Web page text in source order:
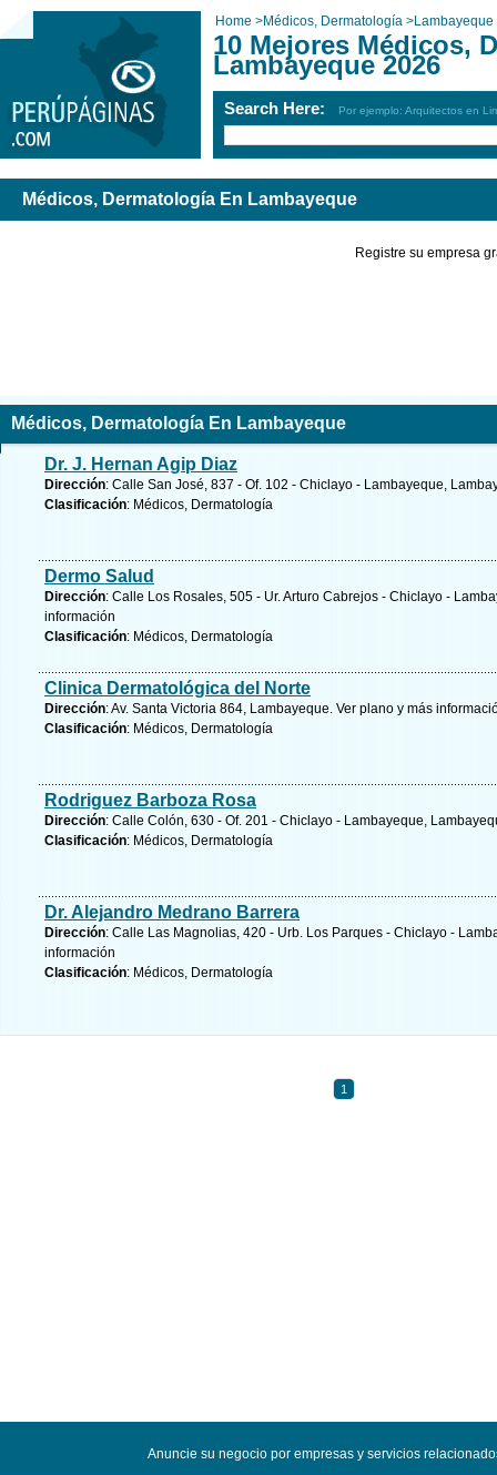
Home >Médicos, Dermatología >Lambayeque
10 Mejores Médicos,
Lambayeque 2026
Search Here: Por ejemplo: Arquitectos en
Médicos, Dermatología En Lambayeque
Registre su empresa
Médicos, Dermatología En Lambayeque
Dr. J. Hernan Agip Diaz
Dirección: Calle San José, 837 - Of. 102 - Chiclayo - Lambayeque,
Clasificación: Médicos, Dermatología
Dermo Salud
Dirección: Calle Los Rosales, 505 - Ur. Arturo Cabrejos - Chiclayo -
información
Clasificación: Médicos, Dermatología
Clinica Dermatológica del Norte
Dirección: Av. Santa Victoria 864, Lambayeque. Ver plano y más
Clasificación: Médicos, Dermatología
Rodriguez Barboza Rosa
Dirección: Calle Colón, 630 - Of. 201 - Chiclayo - Lambayeque,
Clasificación: Médicos, Dermatología
Dr. Alejandro Medrano Barrera
Dirección: Calle Las Magnolias, 420 - Urb. Los Parques - Chiclayo -
información
Clasificación: Médicos, Dermatología
1
Anuncie su negocio por empresas y servicios